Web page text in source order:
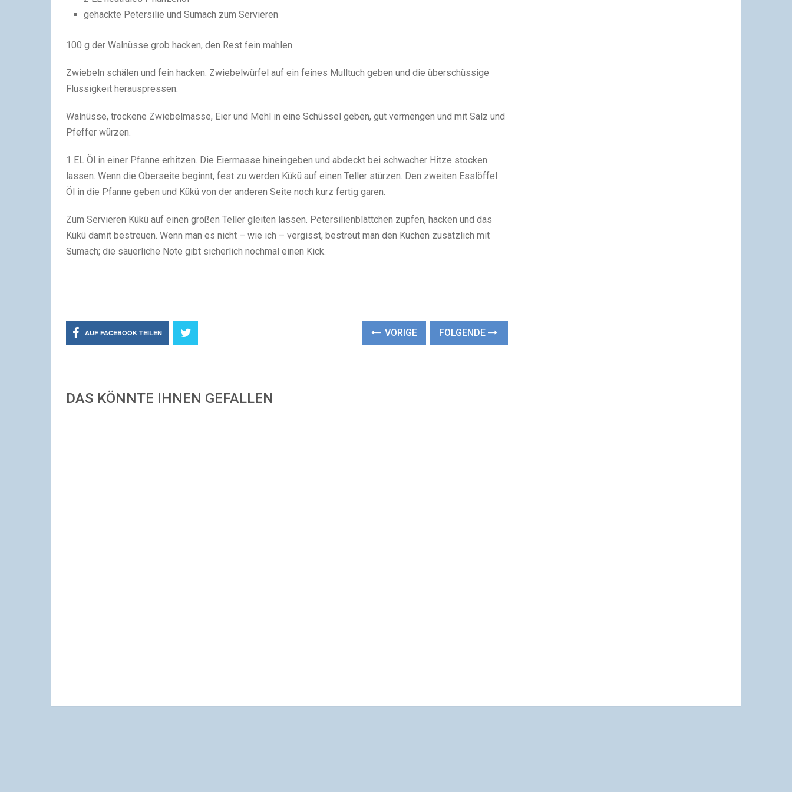
gehackte Petersilie und Sumach zum Servieren
100 g der Walnüsse grob hacken, den Rest fein mahlen.
Zwiebeln schälen und fein hacken. Zwiebelwürfel auf ein feines Mulltuch geben und die überschüssige
Flüssigkeit herauspressen.
Walnüsse, trockene Zwiebelmasse, Eier und Mehl in eine Schüssel geben, gut vermengen und mit Salz und
Pfeffer würzen.
1 EL Öl in einer Pfanne erhitzen. Die Eiermasse hineingeben und abdeckt bei schwacher Hitze stocken
lassen. Wenn die Oberseite beginnt, fest zu werden Kükü auf einen Teller stürzen. Den zweiten Esslöffel
Öl in die Pfanne geben und Kükü von der anderen Seite noch kurz fertig garen.
Zum Servieren Kükü auf einen großen Teller gleiten lassen. Petersilienblättchen zupfen, hacken und das
Kükü damit bestreuen. Wenn man es nicht – wie ich – vergisst, bestreut man den Kuchen zusätzlich mit
Sumach; die säuerliche Note gibt sicherlich nochmal einen Kick.
AUF FACEBOOK TEILEN VORIGE FOLGENDE
DAS KÖNNTE IHNEN GEFALLEN